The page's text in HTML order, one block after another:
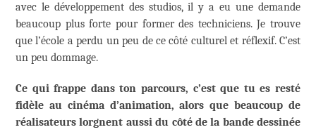
avec le développement des studios, il y a eu une demande
beaucoup plus forte pour former des techniciens. Je trouve
que l’école a perdu un peu de ce côté culturel et réflexif. C’est
un peu dommage.
Ce qui frappe dans ton parcours, c’est que tu es resté
fidèle au cinéma d’animation, alors que beaucoup de
réalisateurs lorgnent aussi du côté de la bande dessinée